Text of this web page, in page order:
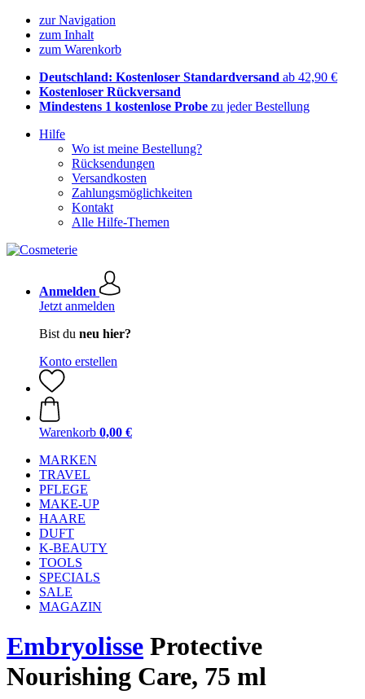
zur Navigation
zum Inhalt
zum Warenkorb
Deutschland: Kostenloser Standardversand ab 42,90 €
Kostenloser Rückversand
Mindestens 1 kostenlose Probe zu jeder Bestellung
Hilfe
Wo ist meine Bestellung?
Rücksendungen
Versandkosten
Zahlungsmöglichkeiten
Kontakt
Alle Hilfe-Themen
Anmelden
Jetzt anmelden
Bist du neu hier?
Konto erstellen
Warenkorb 0,00 €
MARKEN
TRAVEL
PFLEGE
MAKE-UP
HAARE
DUFT
K-BEAUTY
TOOLS
SPECIALS
SALE
MAGAZIN
Embryolisse Protective
Nourishing Care, 75 ml